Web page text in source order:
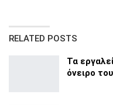
RELATED POSTS
Τα
όνειρο